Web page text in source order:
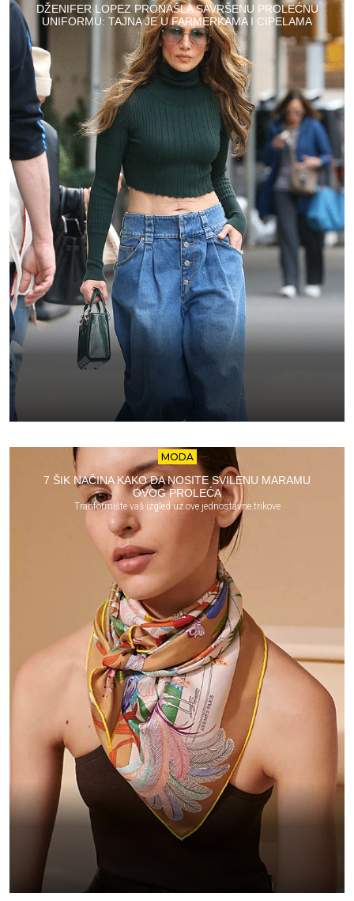
DŽENIFER LOPEZ PRONAŠLA SAVRŠENU PROLEĆNU
UNIFORMU: TAJNA JE U FARMERKAMA I CIPELAMA
MODA
7 ŠIK NAČINA KAKO DA NOSITE SVILENU MARAMU
OVOG PROLEĆA
Tranformište vaš izgled uz ove jednostavne trikove